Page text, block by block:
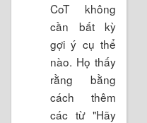
CoT không
cần bất kỳ
gợi ý cụ thể
nào. Họ thấy
rằng bằng
cách thêm
các từ "Hãy